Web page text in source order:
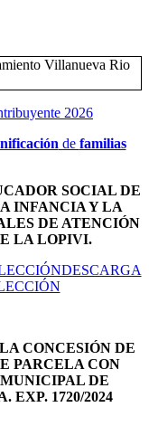
2026
de familias
SOCIAL DE
INFANCIA Y LA
DE ATENCIÓN
LA LOPIVI.
CONCESIÓN DE
PARCELA CON
DE
EXP. 1720/2024